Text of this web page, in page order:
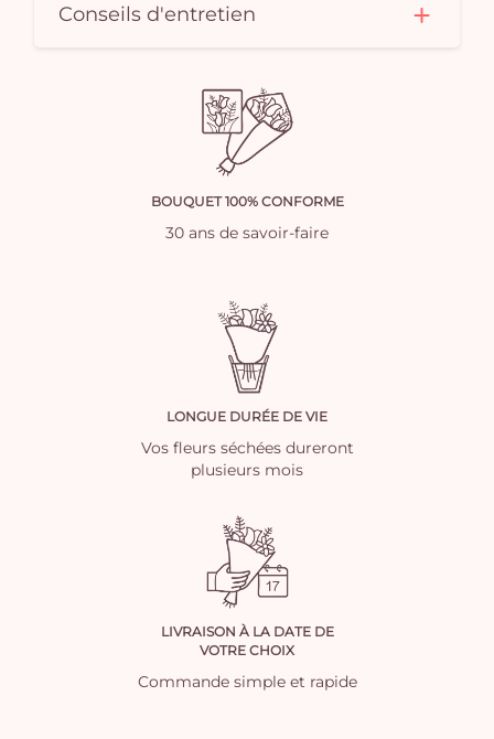
Conseils d'entretien
BOUQUET 100% CONFORME
30 ans de savoir-faire
LONGUE DURÉE DE VIE
Vos fleurs séchées dureront
plusieurs mois
LIVRAISON À LA DATE DE
VOTRE CHOIX
Commande simple et rapide